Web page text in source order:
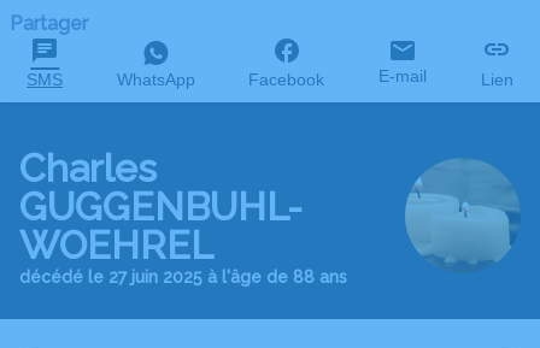
Partager
SMS WhatsApp Facebook E-mail Lien
Charles
GUGGENBUHL-
WOEHREL
décédé le 27 juin 2025 à l'âge de 88 ans